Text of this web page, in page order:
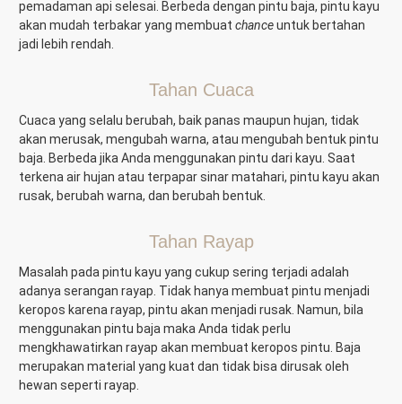
pemadaman api selesai. Berbeda dengan pintu baja, pintu kayu
akan mudah terbakar yang membuat chanceuntuk bertahan
jadi lebih rendah.
Tahan Cuaca
Cuaca yang selalu berubah, baik panas maupun hujan, tidak
akan merusak, mengubah warna, atau mengubah bentuk pintu
baja. Berbeda jika Anda menggunakan pintu dari kayu. Saat
terkena air hujan atau terpapar sinar matahari, pintu kayu akan
rusak, berubah warna, dan berubah bentuk.
Tahan Rayap
Masalah pada pintu kayu yang cukup sering terjadi adalah
adanya serangan rayap. Tidak hanya membuat pintu menjadi
keropos karena rayap, pintu akan menjadi rusak. Namun, bila
menggunakan pintu baja maka Anda tidak perlu
mengkhawatirkan rayap akan membuat keropos pintu. Baja
merupakan material yang kuat dan tidak bisa dirusak oleh
hewan seperti rayap.